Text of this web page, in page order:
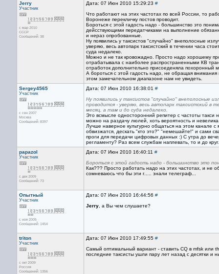
Jerry
Участник
с мар 2010
CCCP
Сообщений: 38
Дата: 07 Июн 2010 15:29:23 #
Что работают на этих частотах по всей России, то
Воронеже перекличку постов проводит.
Бороться с этой гадость надо - большинство это
дейсствующими передатчиками на выполнение
и нераз опробованные.
Ну появились у таксистов "случайно" внеполосные
уверяю, весь автопарк таксистский в течении часа
суда недалеко.
Можно и не так кровожадно. Просто надо хорошему
отрабатывала с наиболее распространенными КВ
отработок дополнительно присоеденяла похоронный
А бороться с этой гадость надо, не обращая
этом замечательном диапазоне нам не увидеть.
Sergey4565
Участник
с сен 2007
Москва
Сообщений: 8397
Дата: 07 Июн 2010 16:38:01 #
Ну появились у таксистов "случайно" внеполосные
проводится - уверяю, весь автопарк таксистский в
месяц, а там и до суда недалеко.
Это всмысле односторонний репитер с частоты такси
можно на раздачу люлей, хоть вероятность и
Лучше наверное культурно общаться на этом канале
обвизжатся, дескать "кто это?" "немешайте!" и сами
проги для передачи цифровых данных :) С утра до
регламенту? Раз всем службам наплевать, то и до
papazol
Участник
с дек 2009
Сообщений: 73
Дата: 07 Июн 2010 16:40:11 #
Бороться с этой гадость надо - большинство это
Как??? Просто работать надо на этих частотах, и не
сомневаюсь что бы эти г..... знали телеграф...
Опытный
Участник
с ноя 2005
Сообщений: 1454
Дата: 07 Июн 2010 16:44:56 #
Jerry , а Вы чем слушаете?
triton
Участник
с окт 2009
Россия
Сообщений: 1356
Дата: 07 Июн 2010 17:49:55 #
Самый оптимальный вариант - ставить CQ в mfsk или
последние таксисты ушли пару лет назад с десятки и